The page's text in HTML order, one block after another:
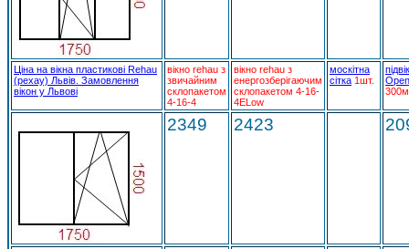
Ціна на вікна пластикові Rehau
(рехау) Львів. Замовлення
вікон у Львові
вікно rehau з
звичайним
склопакетом
4-16-4
вікно rehau з
енергозберігаючим
склопакетом 4-16-
4ELow
москітна
сітка 1шт.
2349 2423